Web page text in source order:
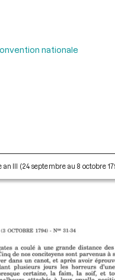
nationale
III (24 septembre au 8 octobre